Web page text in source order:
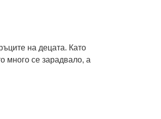
на децата. Като
много се зарадвало, а